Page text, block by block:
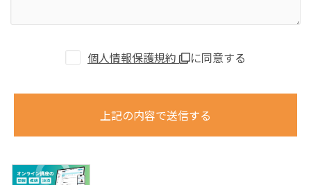
個人情報保護規約 に同意する
上記の内容で送信する